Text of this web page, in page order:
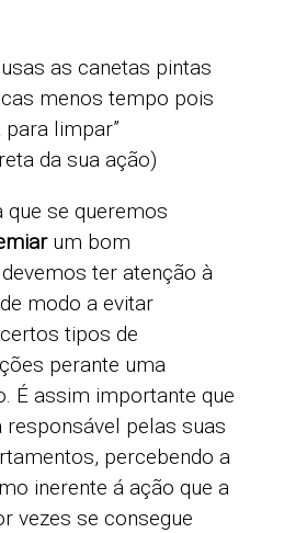
as canetas pintas
menos tempo pois
limpar”
da sua ação)
se queremos
um bom
ter atenção à
modo a evitar
certos tipos de
perante uma
É assim importante que
responsável pelas suas
percebendo a
inerente á ação que a
vezes se consegue